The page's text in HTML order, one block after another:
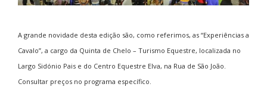
A grande novidade desta edição são, como referimos, as “Experiências a
Cavalo”, a cargo da Quinta de Chelo – Turismo Equestre, localizada no
Largo Sidónio Pais e do Centro Equestre Elva, na Rua de São João.
Consultar preços no programa específico.